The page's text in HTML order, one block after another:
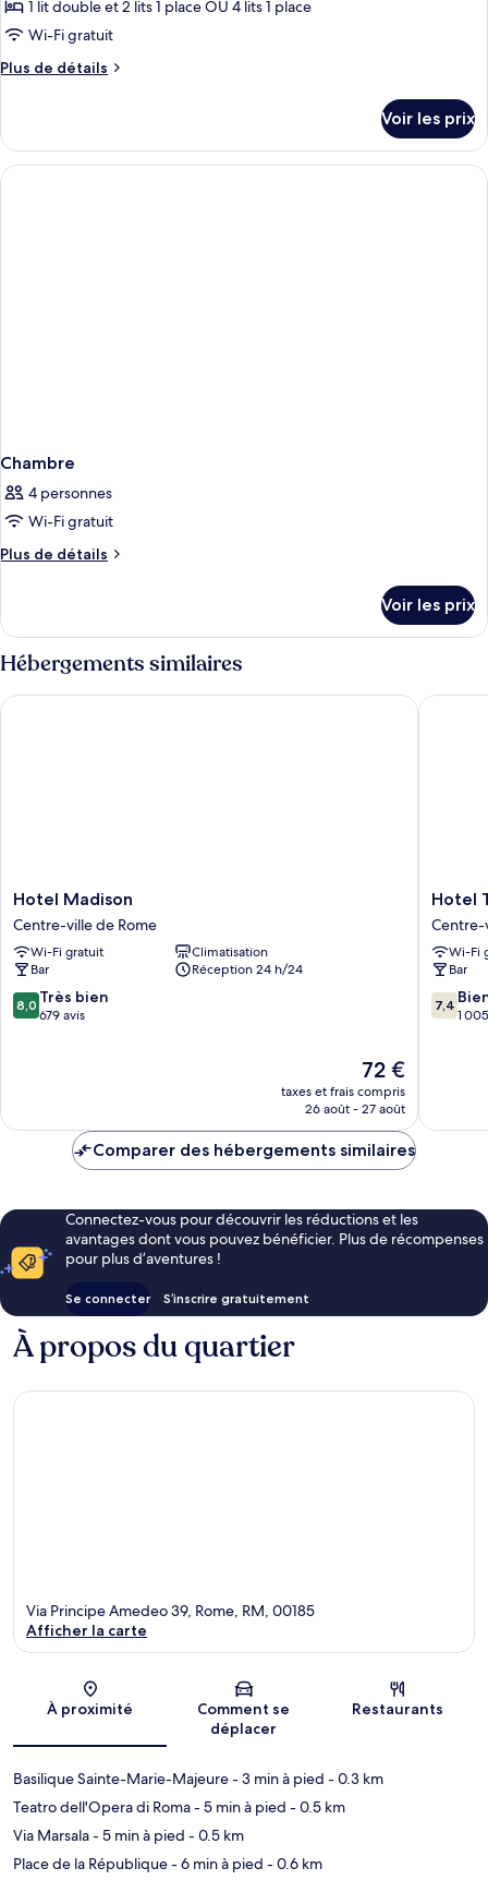
type
chambre :
1 lit double et 2 lits 1 place OU 4 lits 1 place
Wi-Fi gratuit
Plus de détails
Plus
le
type
de
Voir les prix
Chambre
4 personnes
Wi-Fi gratuit
Plus de détails
Plus
le
type
de
chambre
Chambre
Voir les prix
Hébergements similaires
Hotel
Madison
Centre-
ville
de
Rome
Hotel Madison
Centre-ville de Rome
Wi-Fi gratuit
Climatisation
Bar
Réception 24 h/24
8.0
sur
8,0 Très bien
679 avis
Le
nouveau
prix
de
72 €
taxes et frais compris
26 août - 27 août
Hotel Madison
Hotel
Touring
Centre-
ville
de
Rome
Hotel
Centre-
Wi-Fi
Bar
7.4
sur
7,4
1
Hotel
Comparer des hébergements similaires
Connectez-vous pour découvrir les réductions et les
avantages dont vous pouvez bénéficier. Plus de récompenses
pour plus d’aventures !
Se connecter S’inscrire gratuitement
À propos du quartier
Carte
Via Principe Amedeo 39, Rome, RM, 00185
Afficher la carte
À proximité
Comment se
déplacer
Restaurants
Basilique Sainte-Marie-Majeure- 3 min à pied - 0.3 km
Teatro dell'Opera di Roma- 5 min à pied - 0.5 km
Via Marsala- 5 min à pied - 0.5 km
Place de la République- 6 min à pied - 0.6 km